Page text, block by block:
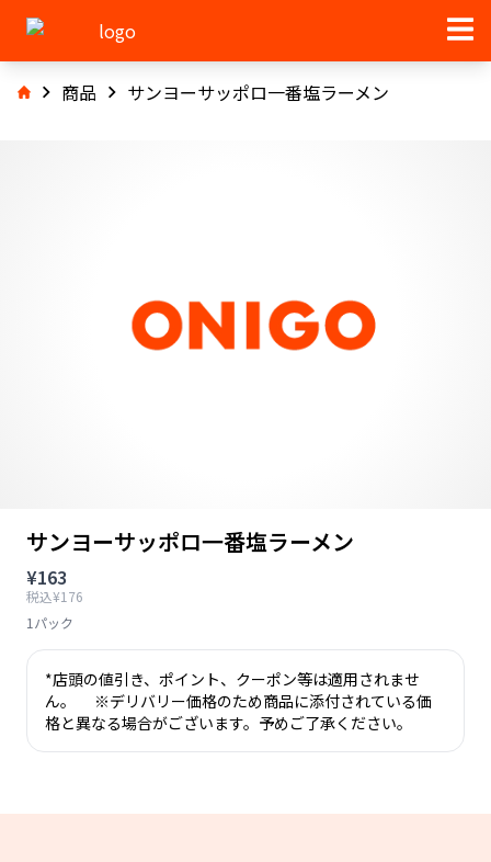
商品 サンヨーサッポロ一番塩ラーメン
サンヨーサッポロ一番塩ラーメン
¥163
税込¥176
1パック
*店頭の値引き、ポイント、クーポン等は適用されませ
ん。 ※デリバリー価格のため商品に添付されている価
格と異なる場合がございます。予めご了承ください。